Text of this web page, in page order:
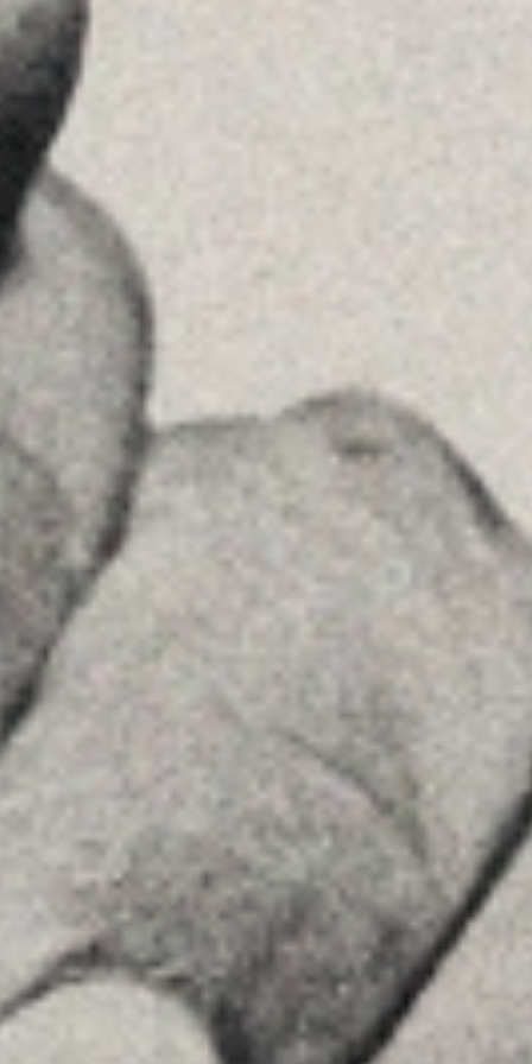
Ver en Google Maps
Príncipe de Vergara, 108 , 5ª planta
28002 , Madrid
+34 915759925
Ver en Google Maps
La Firma
Equipo
Asesoramiento
Insights
Contactar
SÍGUENOS
Linkedin
Instagram
Youtube
Allyon — Barcelona, Spain
Copyrights © 2026 AVISO LEGAL·
POLÍTICA DE COOKIES · POLÍTICA DE PRIVACIDAD